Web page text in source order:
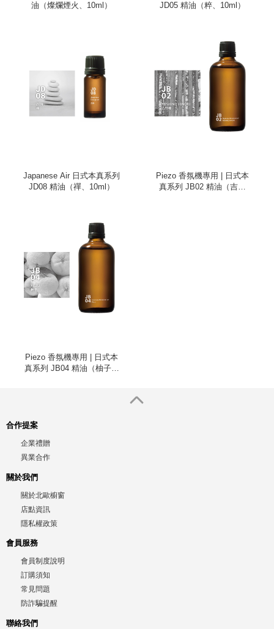
油（燦爛煙火、10ml）
JD05 精油（粹、10ml）
Japanese Air 日式本真系列
JD08 精油（禪、10ml）
Piezo 香氛機專用 | 日式本
真系列 JB02 精油（吉野
Piezo 香氛機專用 | 日式本
真系列 JB04 精油（柚子、
合作提案
企業禮贈
異業合作
關於我們
關於北歐櫥窗
店點資訊
隱私權政策
會員服務
會員制度說明
訂購須知
常見問題
防詐騙提醒
聯絡我們